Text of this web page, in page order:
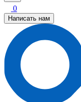
0
Написать нам